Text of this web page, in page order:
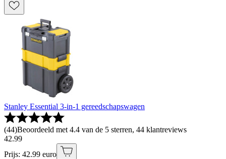
Stanley Essential 3-in-1 gereedschapswagen
(44)Beoordeeld met 4.4 van de 5 sterren, 44 klantreviews
42.99
Prijs: 42.99 euro